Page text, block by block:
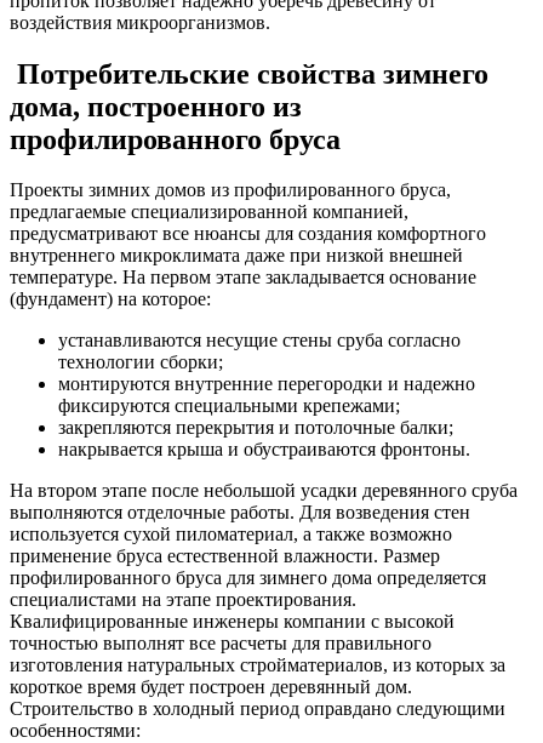
воздействия микроорганизмов.
Потребительские свойства зимнего
дома, построенного из
профилированного бруса
Проекты зимних домов из профилированного бруса,
предлагаемые специализированной компанией,
предусматривают все нюансы для создания комфортного
внутреннего микроклимата даже при низкой внешней
температуре. На первом этапе закладывается основание
(фундамент) на которое:
устанавливаются несущие стены сруба согласно
технологии сборки;
монтируются внутренние перегородки и надежно
фиксируются специальными крепежами;
закрепляются перекрытия и потолочные балки;
накрывается крыша и обустраиваются фронтоны.
На втором этапе после небольшой усадки деревянного сруба
выполняются отделочные работы. Для возведения стен
используется сухой пиломатериал, а также возможно
применение бруса естественной влажности. Размер
профилированного бруса для зимнего дома определяется
специалистами на этапе проектирования.
Квалифицированные инженеры компании с высокой
точностью выполнят все расчеты для правильного
изготовления натуральных стройматериалов, из которых за
короткое время будет построен деревянный дом.
Строительство в холодный период оправдано следующими
особенностями: